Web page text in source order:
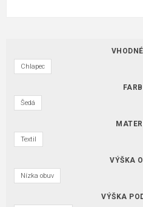
Chlapec
Šedá
Textil
VÝŠKA
Nízka obuv
VÝŠKA